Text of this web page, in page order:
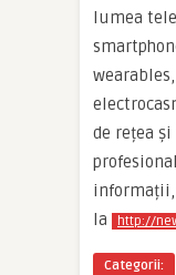
lumea
de rețea
informații,
la
http://
Categorii: